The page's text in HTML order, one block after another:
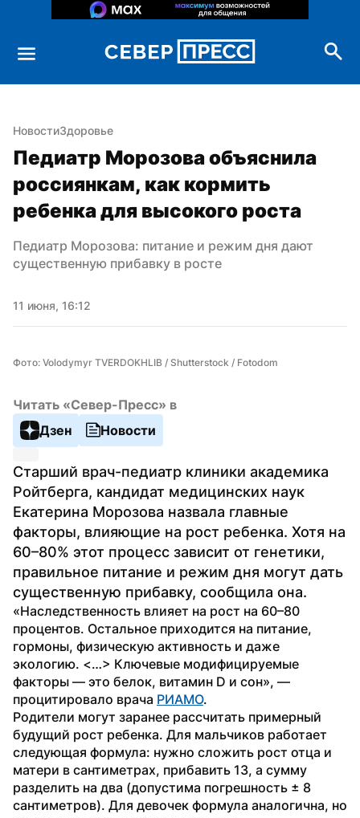
НовостиЗдоровье
Педиатр Морозова объяснила
россиянкам, как кормить
ребенка для высокого роста
Педиатр Морозова: питание и режим дня дают
существенную прибавку в росте
11 июня, 16:12
Фото: Volodymyr TVERDOKHLIB / Shutterstock / Fotodom
Читать «Север-Пресс» в
Дзен
Новости
Старший врач-педиатр клиники академика
Ройтберга, кандидат медицинских наук
Екатерина Морозова назвала главные
факторы, влияющие на рост ребенка. Хотя на
60–80% этот процесс зависит от генетики,
правильное питание и режим дня могут дать
существенную прибавку, сообщила она.
«Наследственность влияет на рост на 60–80
процентов. Остальное приходится на питание,
гормоны, физическую активность и даже
экологию. <…> Ключевые модифицируемые
факторы — это белок, витамин D и сон», —
процитировало врача РИАМО.
Родители могут заранее рассчитать примерный
будущий рост ребенка. Для мальчиков работает
следующая формула: нужно сложить рост отца и
матери в сантиметрах, прибавить 13, а сумму
разделить на два (допустима погрешность ± 8
сантиметров). Для девочек формула аналогична, но